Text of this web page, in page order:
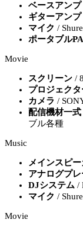
ベースアンプ
ギターアンプ
マイク /
ポータブル
Movie
スクリーン /
プロジェクタ
カメラ /
配信機材一式
ブル各種
Music
メインスピ
アナログプ
DJシステム /
マイク /
Movie